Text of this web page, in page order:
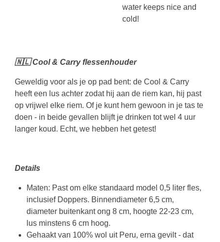
water keeps nice and
cold!
🇳🇱 Cool & Carry flessenhouder
Geweldig voor als je op pad bent: de Cool & Carry
heeft een lus achter zodat hij aan de riem kan, hij past
op vrijwel elke riem. Of je kunt hem gewoon in je tas te
doen - in beide gevallen blijft je drinken tot wel 4 uur
langer koud. Echt, we hebben het getest!
Details
Maten: Past om elke standaard model 0,5 liter fles,
inclusief Doppers. Binnendiameter 6,5 cm,
diameter buitenkant ong 8 cm, hoogte 22-23 cm,
lus minstens 6 cm hoog.
Gehaakt van 100% wol uit Peru, erna gevilt - dat